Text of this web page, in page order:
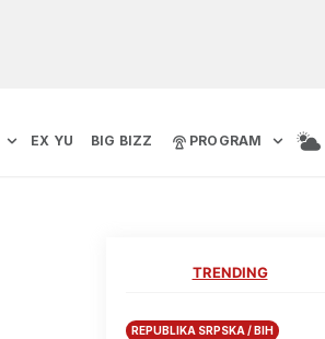
EX YU BIG BIZZ PROGRAM
TRENDING
REPUBLIKA SRPSKA / BIH